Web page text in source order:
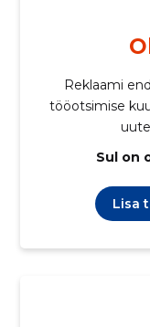
Reklaami
tööotsimise
Sul on